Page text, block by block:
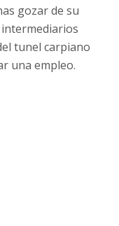
gozar de su
tunel carpiano
una empleo.